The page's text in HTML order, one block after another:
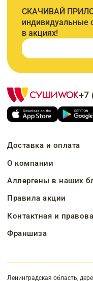
СКАЧИВАЙ
индивидуальные
в акциях!
+7
Доставка и оплата
О компании
Аллергены в наших
Правила акции
Контактная и
Франшиза
Ленинградская область,